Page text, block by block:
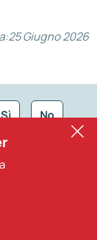
25 Giugno 2026
Sì No